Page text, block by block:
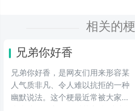
相关的梗
兄弟你好香
兄弟你好香，是网友们用来形容某
人气质非凡、令人难以抗拒的一种
幽默说法。这个梗最近常被大家用